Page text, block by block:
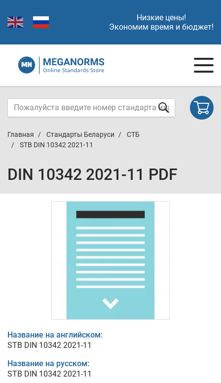
Низкие цены!
Экономим время и бюджет!
Главная Стандарты Беларуси
СТБ
STB DIN 10342 2021-11
DIN 10342 2021-11 PDF
Название на английском:
STB DIN 10342 2021-11
Название на русском:
STB DIN 10342 2021-11